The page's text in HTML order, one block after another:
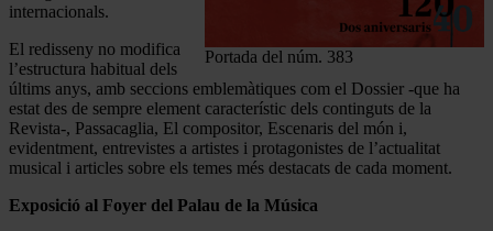
Portada del núm. 383
internacionals.
El redisseny no modifica
l’estructura habitual dels
últims anys, amb seccions emblemàtiques com el Dossier -que ha
estat des de sempre element característic dels continguts de la
Revista-, Passacaglia, El compositor, Escenaris del món i,
evidentment, entrevistes a artistes i protagonistes de l’actualitat
musical i articles sobre els temes més destacats de cada moment.
Exposició al Foyer del Palau de la Música